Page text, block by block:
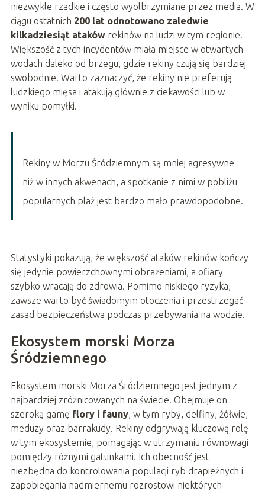
niezwykle rzadkie i często wyolbrzymiane przez media. W
ciągu ostatnich 200 lat odnotowano zaledwie
kilkadziesiąt atakówrekinów na ludzi w tym regionie.
Większość z tych incydentów miała miejsce w otwartych
wodach daleko od brzegu, gdzie rekiny czują się bardziej
swobodnie. Warto zaznaczyć, że rekiny nie preferują
ludzkiego mięsa i atakują głównie z ciekawości lub w
wyniku pomyłki.
Rekiny w Morzu Śródziemnym są mniej agresywne
niż w innych akwenach, a spotkanie z nimi w pobliżu
popularnych plaż jest bardzo mało prawdopodobne.
Statystyki pokazują, że większość ataków rekinów kończy
się jedynie powierzchownymi obrażeniami, a ofiary
szybko wracają do zdrowia. Pomimo niskiego ryzyka,
zawsze warto być świadomym otoczenia i przestrzegać
zasad bezpieczeństwa podczas przebywania na wodzie.
Ekosystem morski Morza
Śródziemnego
Ekosystem morski Morza Śródziemnego jest jednym z
najbardziej zróżnicowanych na świecie. Obejmuje on
szeroką gamę flory i fauny, w tym ryby, delfiny, żółwie,
meduzy oraz barrakudy. Rekiny odgrywają kluczową rolę
w tym ekosystemie, pomagając w utrzymaniu równowagi
pomiędzy różnymi gatunkami. Ich obecność jest
niezbędna do kontrolowania populacji ryb drapieżnych i
zapobiegania nadmiernemu rozrostowi niektórych